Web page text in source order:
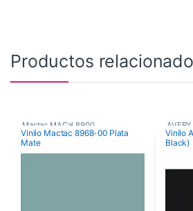
Productos
Mactac MACal 8900
Monoméricos
Vinilo Mactac 8968-00 Plata
Mate
Vinilos
Vinilo
Black)